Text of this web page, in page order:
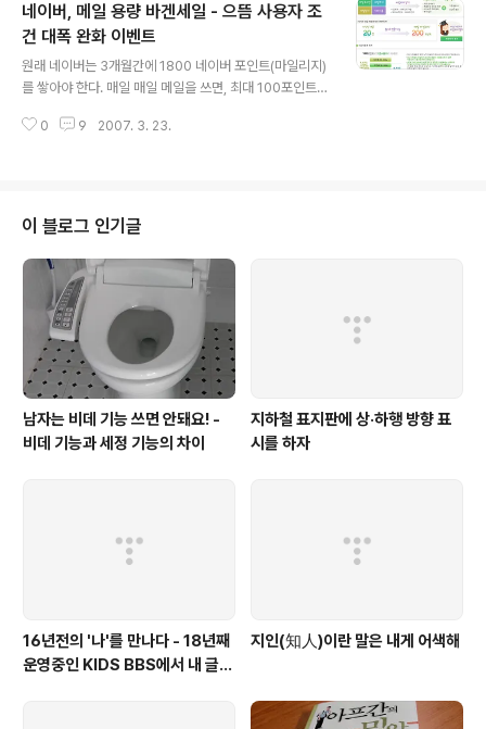
동영상 7. 10 야후동영상보기 8. 8 음란 동영상 9. 7 야후
동영상보기 10. 6 야후음란동영상보기 11. 5 야후동영상 1
1. 5 애드클릭스 11. 5 성인방송 12. 4 성인ucc 12. 4 성
인 동영상 12. 4 야후음란동영상 보기 12. 4 야후 음란 동
영상 12. 4 음란 13. 3 야후 음란동영상보기 13. 3 한미르
13..
네이버, 메일 용량 바겐세일 - 으뜸 사용자 조
건 대폭 완화 이벤트
원래 네이버는 3개월간에 1800 네이버 포인트(마일리지)
를 쌓아야 한다. 매일 매일 메일을 쓰면, 최대 100포인트가
일 용량을 1G로 늘렸지만, 아직 많은 사람들이 "으뜸 사용
메일팀입니다. 더 빨리 으뜸사용자가 되어 넉넉한 1G 용량
혜택을 누릴 수 있는 특별한 기회! 네이버 메일을 열심히 사
용하시고, 자동으로 착착 쌓이는 마일리지를 모아주세요.
4배 빨리 으뜸사용자로 전환되어 1G 용량 등 다양한 혜택
을 누릴 수 있습니다. ▶ 마일리지를 얼마나 모아야 하나
요? - 이..
0 9 2007. 3. 23.
이 블로그 인기글
남자는 비데 기능 쓰면 안돼요! -
비데 기능과 세정 기능의 차이
지하철 표지판에 상·하행 방향 표
시를 하자
16년전의 '나'를 만나다 - 18년째
운영중인 KIDS BBS에서 내 글을
지인(知人)이란 말은 내게 어색해